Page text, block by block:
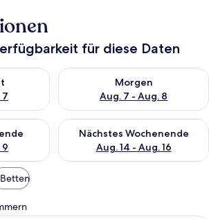
für diese Daten
7
für heute Nacht, Aug. 6 - Aug. 7.
Morgen
Aug. 7 - Aug. 8
Überprüfe die Verfügbarkeit
9
für dieses Wochenende, Aug. 7
Nächstes Wochenende
Aug. 14 - Aug. 16
Überprüfe die Verfügbarkeit